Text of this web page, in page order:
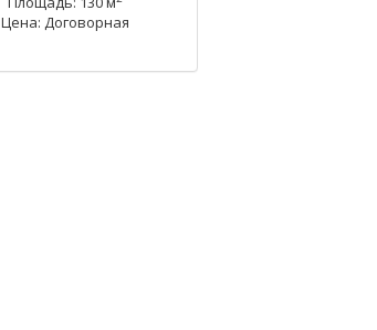
Цена: Договорная